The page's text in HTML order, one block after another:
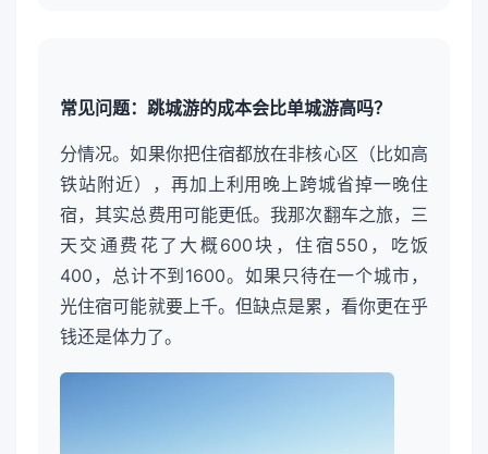
常见问题：跳城游的成本会比单城游高吗？
分情况。如果你把住宿都放在非核心区（比如高
铁站附近），再加上利用晚上跨城省掉一晚住
宿，其实总费用可能更低。我那次翻车之旅，三
天交通费花了大概600块，住宿550，吃饭
400，总计不到1600。如果只待在一个城市，
光住宿可能就要上千。但缺点是累，看你更在乎
钱还是体力了。